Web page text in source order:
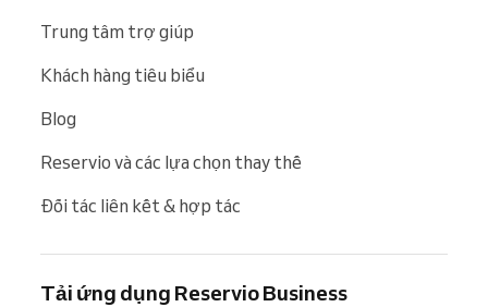
Trung tâm trợ giúp
Khách hàng tiêu biểu
Blog
Reservio và các lựa chọn thay thế
Đối tác liên kết & hợp tác
Tải ứng dụng Reservio Business